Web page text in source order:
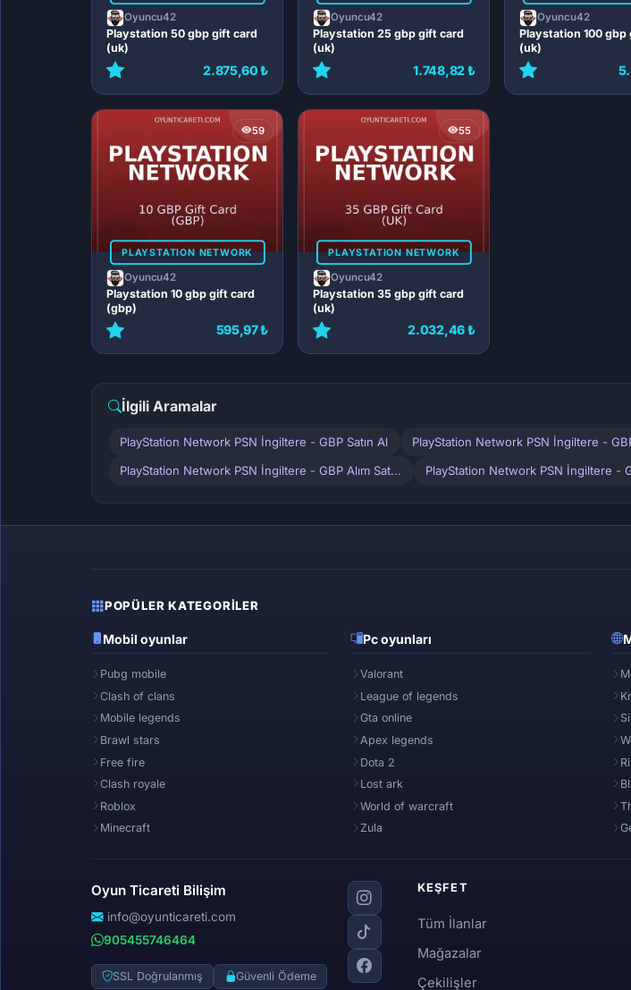
Oyuncu42
Playstation 50 gbp gift card
(uk)
2.875,60 ₺
Oyuncu42
Playstation 25 gbp gift card
(uk)
1.748,82 ₺
Oyuncu42
Playstation 100 gbp
(uk)
59
PLAYSTATION NETWORK
Oyuncu42
Playstation 10 gbp gift card
(gbp)
595,97 ₺
55
PLAYSTATION NETWORK
Oyuncu42
Playstation 35 gbp gift card
(uk)
2.032,46 ₺
İlgili Aramalar
PlayStation Network PSN İngiltere - GBP Satın Al PlayStation Network PSN İngiltere -
PlayStation Network PSN İngiltere - GBP Alım Sat... PlayStation Network PSN İngiltere -
POPÜLER KATEGORILER
Mobil oyunlar
Pubg mobile
Clash of clans
Mobile legends
Brawl stars
Free fire
Clash royale
Roblox
Minecraft
Pc oyunları
Valorant
League of legends
Gta online
Apex legends
Dota 2
Lost ark
World of warcraft
Zula
Oyun Ticareti Bilişim
info@oyunticareti.com
905455746464
SSL Doğrulanmış Güvenli Ödeme
KEŞFET
Tüm İlanlar
Mağazalar
Çekilişler